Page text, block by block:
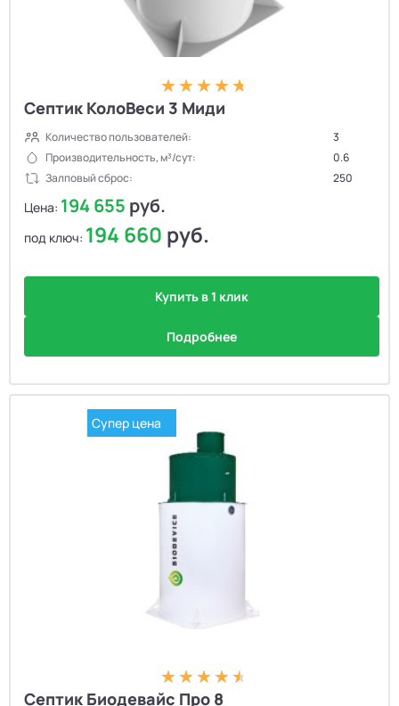
Септик КолоВеси 3 Миди
Количество пользователей:
3
Производительность, м³/сут:
0.6
Залповый сброс:
250
Цена: 194 655 руб.
под ключ: 194 660 руб.
Купить в 1 клик
Подробнее
Супер цена
Септик Биодевайс Про 8